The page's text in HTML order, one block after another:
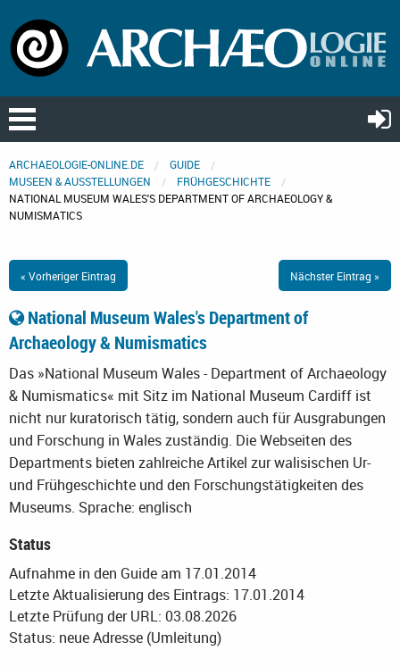
ARCHAEOLOGIE-ONLINE.DE
GUIDE
MUSEEN & AUSSTELLUNGEN
FRÜHGESCHICHTE
NATIONAL MUSEUM WALES'S DEPARTMENT OF ARCHAEOLOGY &
NUMISMATICS
« Vorheriger Eintrag Nächster Eintrag »
National Museum Wales's Department of
Archaeology & Numismatics
Das »National Museum Wales - Department of Archaeology
& Numismatics« mit Sitz im National Museum Cardiff ist
nicht nur kuratorisch tätig, sondern auch für Ausgrabungen
und Forschung in Wales zuständig. Die Webseiten des
Departments bieten zahlreiche Artikel zur walisischen Ur-
und Frühgeschichte und den Forschungstätigkeiten des
Museums. Sprache: englisch
Status
Aufnahme in den Guide am 17.01.2014
Letzte Aktualisierung des Eintrags: 17.01.2014
Letzte Prüfung der URL: 03.08.2026
Status: neue Adresse (Umleitung)